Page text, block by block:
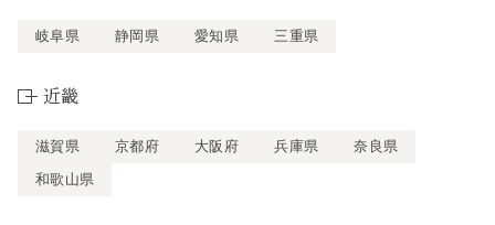
岐阜県 静岡県 愛知県 三重県
近畿
滋賀県 京都府 大阪府 兵庫県
奈良県
和歌山県